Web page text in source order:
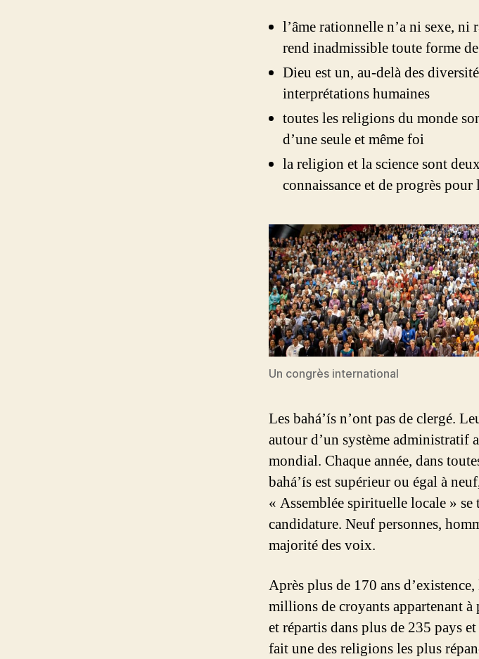
l’âme rationnelle n’a ni sexe, ni
rend inadmissible toute forme
Dieu est un, au-delà des
interprétations humaines
toutes les religions du monde
d’une seule et même foi
la religion et la science sont
connaissance et de progrès
Un congrès international
Les bahá’ís n’ont pas de clergé.
autour d’un système administratif
mondial. Chaque année, dans
bahá’ís est supérieur ou égal à
« Assemblée spirituelle locale »
candidature. Neuf personnes,
majorité des voix.
Après plus de 170 ans
millions de croyants appartenant
et répartis dans plus de 235 pays
fait une des religions les plus